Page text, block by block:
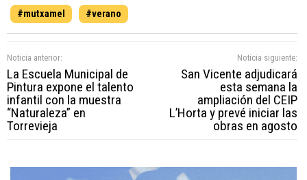
#mutxamel #verano
Noticia anterior:
La Escuela Municipal de
Pintura expone el talento
infantil con la muestra
“Naturaleza” en
Torrevieja
Noticia siguiente:
San Vicente adjudicará
esta semana la
ampliación del CEIP
L’Horta y prevé iniciar las
obras en agosto